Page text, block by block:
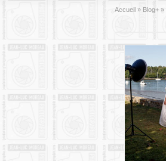
Accueil » Blog+ »